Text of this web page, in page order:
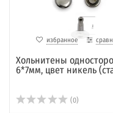
избранное
Хольнитены
6*7мм, цвет никель
(0)